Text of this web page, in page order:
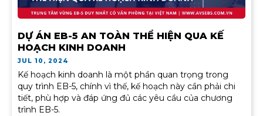
DỰ ÁN EB-5 AN TOÀN THỂ HIỆN QUA KẾ
HOẠCH KINH DOANH
JUL 10, 2024
Kế hoạch kinh doanh là một phần quan trọng trong
quy trình EB-5, chính vì thế, kế hoạch này cần phải chi
tiết, phù hợp và đáp ứng đủ các yêu cầu của chương
trình EB-5.